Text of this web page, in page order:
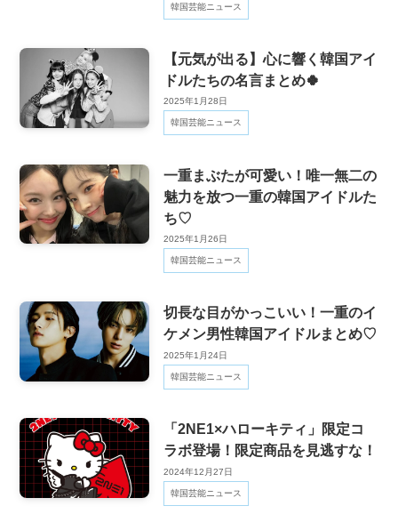
韓国芸能ニュース
【元気が出る】心に響く韓国アイ
ドルたちの名言まとめ🍀
2025年1月28日
韓国芸能ニュース
一重まぶたが可愛い！唯一無二の
魅力を放つ一重の韓国アイドルた
ち♡
2025年1月26日
韓国芸能ニュース
切長な目がかっこいい！一重のイ
ケメン男性韓国アイドルまとめ♡
2025年1月24日
韓国芸能ニュース
「2NE1×ハローキティ」限定コ
ラボ登場！限定商品を見逃すな！
2024年12月27日
韓国芸能ニュース